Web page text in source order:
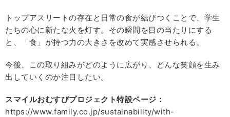
トップアスリートの存在と日常の食が結びつくことで、学生
たちの心に新たな火を灯す。その瞬間を目の当たりにする
と、「食」が持つ力の大きさを改めて実感させられる。
今後、この取り組みがどのように広がり、どんな笑顔を生み
出していくのか注目したい。
スマイルおむすびプロジェクト特設ページ：
https://www.family.co.jp/sustainability/with-